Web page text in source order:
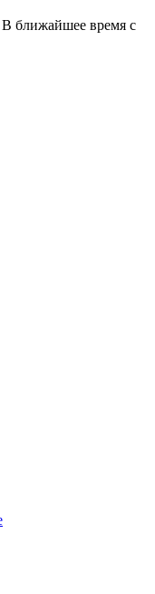
ближайшее время с